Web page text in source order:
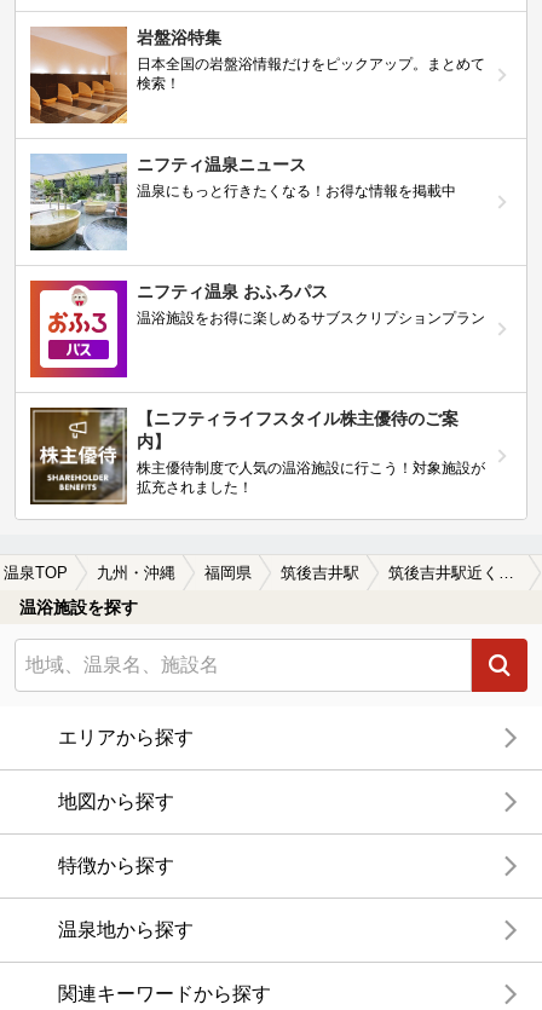
岩盤浴特集
日本全国の岩盤浴情報だけをピックアップ。まとめて
検索！
ニフティ温泉ニュース
温泉にもっと行きたくなる！お得な情報を掲載中
ニフティ温泉 おふろパス
温浴施設をお得に楽しめるサブスクリプションプラン
【ニフティライフスタイル株主優待のご案
内】
株主優待制度で人気の温浴施設に行こう！対象施設が
拡充されました！
温泉TOP 九州・沖縄 福岡県 筑後吉井駅 筑後吉井駅近くの温泉宿・温泉旅館・ホテルおすすめ(2026年版)
温浴施設を探す
エリアから探す
地図から探す
特徴から探す
温泉地から探す
関連キーワードから探す